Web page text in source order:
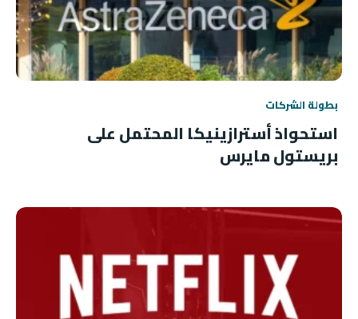
بطولة الشركات
استحواذ أسترازينيكا المحتمل على
بريستول مايرس